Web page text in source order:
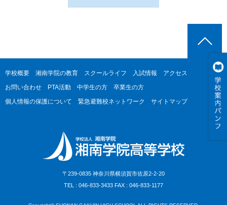
学校概要 湘南学院の教育 スクールライフ 入試情報
アクセス
お問い合わせ
PTA活動 中学生の方
卒業生の方
個人情報の保護について
緊急避難校ネットワーク サイトマップ
〒239-0835 神奈川県横須賀市佐原2-2-20
TEL : 046-833-3433 FAX : 046-833-1177